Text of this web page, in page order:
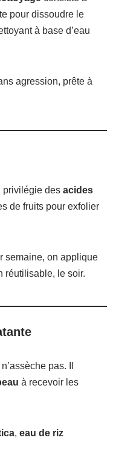
pour dissoudre le
à base d’eau
agression, prête à
privilégie des acides
de fruits pour exfolier
semaine, on applique
réutilisable, le soir.
pas. Il
à recevoir les
, eau de riz